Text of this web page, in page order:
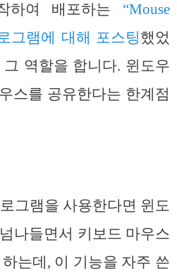
하여 배포하는 “Mouse
그램에 대해 포스팅했었
역할을 합니다. 윈도우
스를 공유한다는 한계점
그램을 사용한다면 윈도
나들면서 키보드 마우스
는데, 이 기능을 자주 쓴